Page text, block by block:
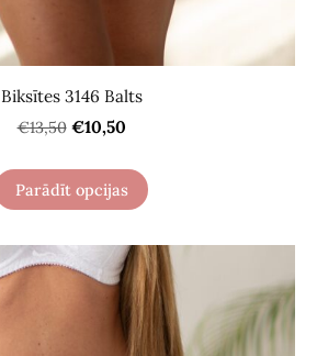
Biksītes 3146 Balts
€13,50 €10,50
Parādīt opcijas